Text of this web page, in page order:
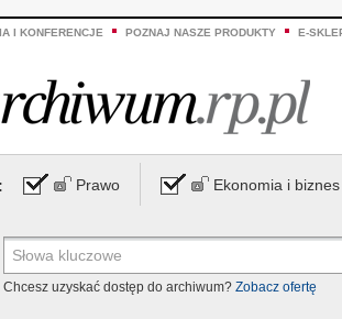
I KONFERENCJE POZNAJ NASZE PRODUKTY E-
Prawo Ekonomia i biznes
Chcesz uzyskać dostęp do archiwum? Zobacz ofertę